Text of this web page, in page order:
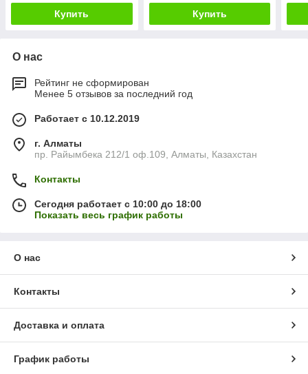
Купить Купить
О нас
Рейтинг не сформирован
Менее 5 отзывов за последний год
Работает с 10.12.2019
г. Алматы
пр. Райымбека 212/1 оф.109, Алматы, Казахстан
Контакты
Сегодня работает с 10:00 до 18:00
Показать весь график работы
О нас
Контакты
Доставка и оплата
График работы